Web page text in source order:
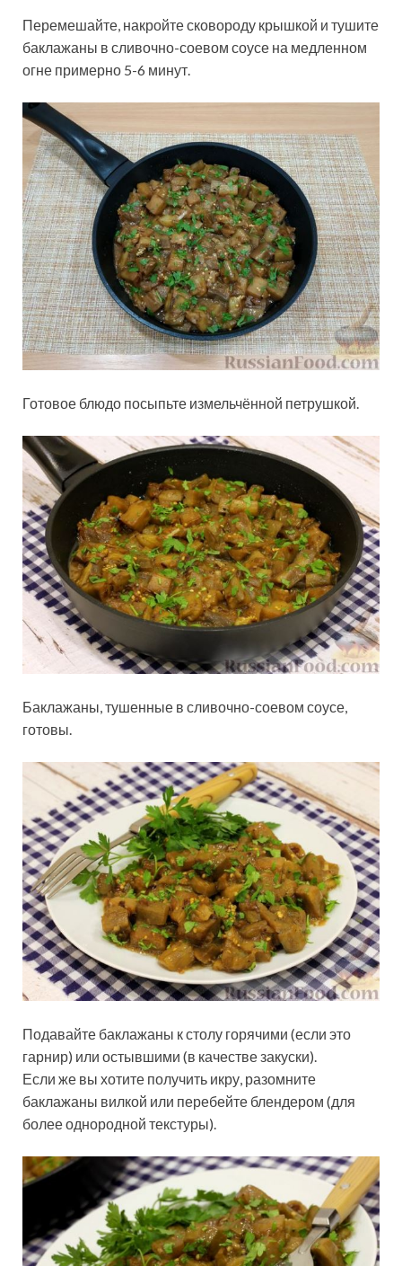
Перемешайте, накройте сковороду крышкой и тушите
баклажаны в сливочно-соевом соусе на медленном
огне примерно 5-6 минут.
Готовое блюдо посыпьте измельчённой петрушкой.
Баклажаны, тушенные в сливочно-соевом соусе,
готовы.
Подавайте баклажаны к столу горячими (если это
гарнир) или остывшими (в качестве закуски).
Если же вы хотите получить икру, разомните
баклажаны вилкой или перебейте блендером (для
более однородной текстуры).